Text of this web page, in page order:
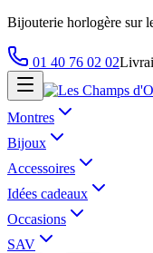
Bijouterie horlogère sur
01 40 76 02 02
Montres
Bijoux
Accessoires
Idées cadeaux
Occasions
SAV